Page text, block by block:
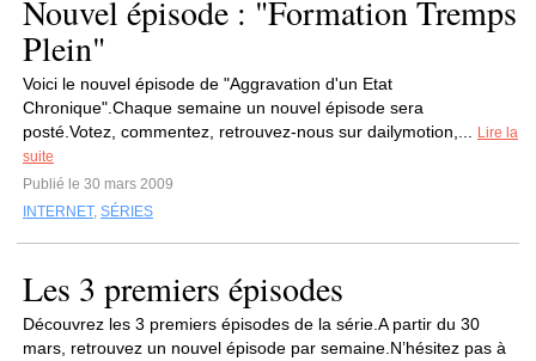
Nouvel épisode : "Formation Tremps
Plein"
Voici le nouvel épisode de "Aggravation d'un Etat
Chronique".Chaque semaine un nouvel épisode sera
posté.Votez, commentez, retrouvez-nous sur dailymotion,...
Lire la
suite
Publié le 30 mars 2009
INTERNET, SÉRIES
Les 3 premiers épisodes
Découvrez les 3 premiers épisodes de la série.A partir du 30
mars, retrouvez un nouvel épisode par semaine.N’hésitez pas à